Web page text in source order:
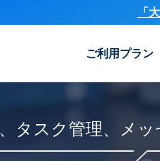
「
ご利用プラン
タスク管理、メ